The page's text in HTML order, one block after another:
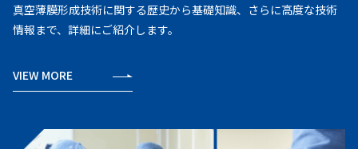
真空薄膜形成技術に関する歴史から基礎知識、さらに高度な技術
情報まで、詳細にご紹介します。
VIEW MORE